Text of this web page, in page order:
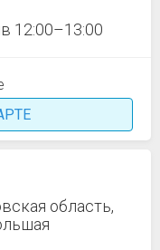
12:00–13:00
область,